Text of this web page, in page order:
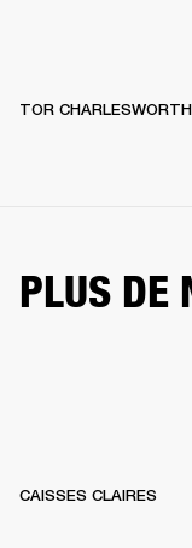
TOR CHARLESWORTH
PLUS DE
CAISSES CLAIRES